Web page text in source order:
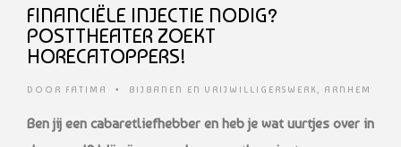
FINANCIËLE INJECTIE NODIG?
POSTTHEATER ZOEKT
HORECATOPPERS!
DOOR FATIMA • BIJBANEN EN VRIJWILLIGERSWERK, ARNHEM
Ben jij een cabaretliefhebber en heb je wat uurtjes over in